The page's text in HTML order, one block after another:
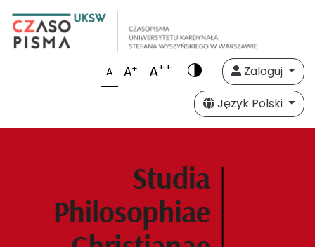
A A+ A++
Zaloguj
Język Polski